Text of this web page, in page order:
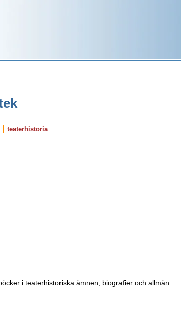
teaterhistoria
i teaterhistoriska ämnen, biografier och allmän